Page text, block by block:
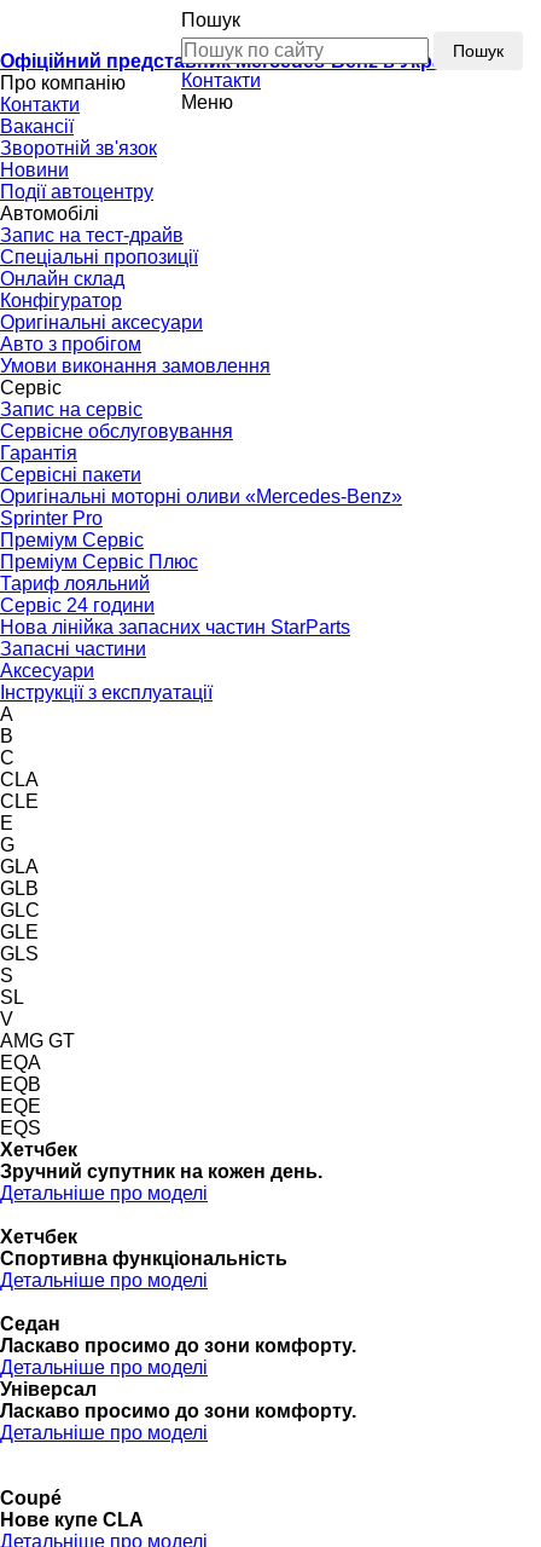
Офіційний представник Mercedes-Benz в Україні
Пошук
Пошук
Контакти
Меню
Про компанію
Контакти
Вакансії
Зворотній зв'язок
Новини
Події автоцентру
Автомобілі
Запис на тест-драйв
Спеціальні пропозиції
Онлайн склад
Конфігуратор
Оригінальні аксесуари
Авто з пробігом
Умови виконання замовлення
Сервіс
Запис на сервіс
Сервісне обслуговування
Гарантія
Сервісні пакети
Оригінальні моторні оливи «Mercedes-Benz»
Sprinter Pro
Преміум Сервіс
Преміум Сервіс Плюс
Тариф лояльний
Сервіс 24 години
Нова лінійка запасних частин StarParts
Запасні частини
Аксесуари
Інструкції з експлуатації
A
B
C
CLA
CLE
E
G
GLA
GLB
GLC
GLE
GLS
S
SL
V
AMG GT
EQA
EQB
EQE
EQS
Хетчбек
Зручний супутник на кожен день.
Детальніше про моделі
Хетчбек
Спортивна функціональність
Детальніше про моделі
Седан
Ласкаво просимо до зони комфорту.
Детальніше про моделі
Універсал
Ласкаво просимо до зони комфорту.
Детальніше про моделі
Coupé
Нове купе CLA
Детальніше про моделі